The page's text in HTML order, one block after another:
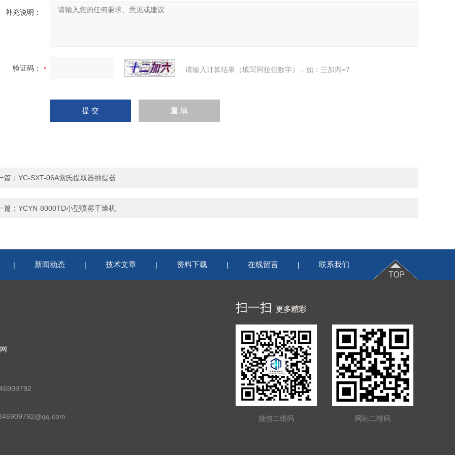
补充说明：
验证码： 请输入计算结果（填写阿拉伯数字），如：三加四=7
篇： YC-SXT-06A索氏提取器抽提器
篇： YCYN-8000TD小型喷雾干燥机
| 新闻动态 | 技术文章 | 资料下载 | 在线留言 | 联系我们
扫一扫 更多精彩
微信二维码 网站二维码